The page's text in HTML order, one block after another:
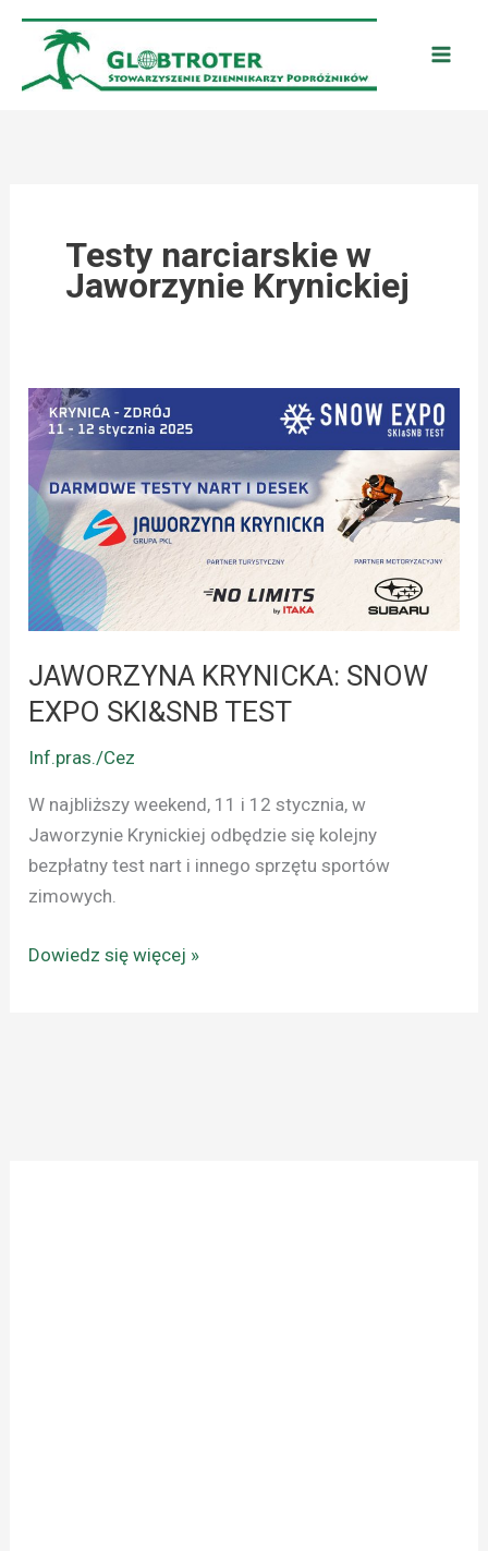
Przejdź
treści
Testy narciarskie w
Jaworzynie Krynickiej
JAWORZYNA KRYNICKA: SNOW
EXPO SKI&SNB TEST
Inf.pras./Cez
W najbliższy weekend, 11 i 12 stycznia, w
Jaworzynie Krynickiej odbędzie się kolejny
bezpłatny test nart i innego sprzętu sportów
zimowych.
JAWORZYNA
KRYNICKA:
SNOW
EXPO
SKI&SNB
TEST
Dowiedz się więcej »